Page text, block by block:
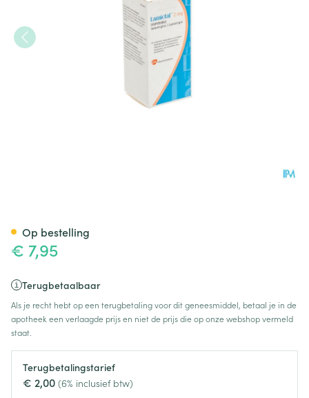
€ 7,95
Terugbetaalbaar
Als je recht hebt op een terugbetaling voor dit geneesmiddel, betaal je in de
apotheek een verlaagde prijs en niet de prijs die op onze webshop vermeld
staat.
Terugbetalingstarief
€ 2,00 (6% inclusief btw)
Op bestelling